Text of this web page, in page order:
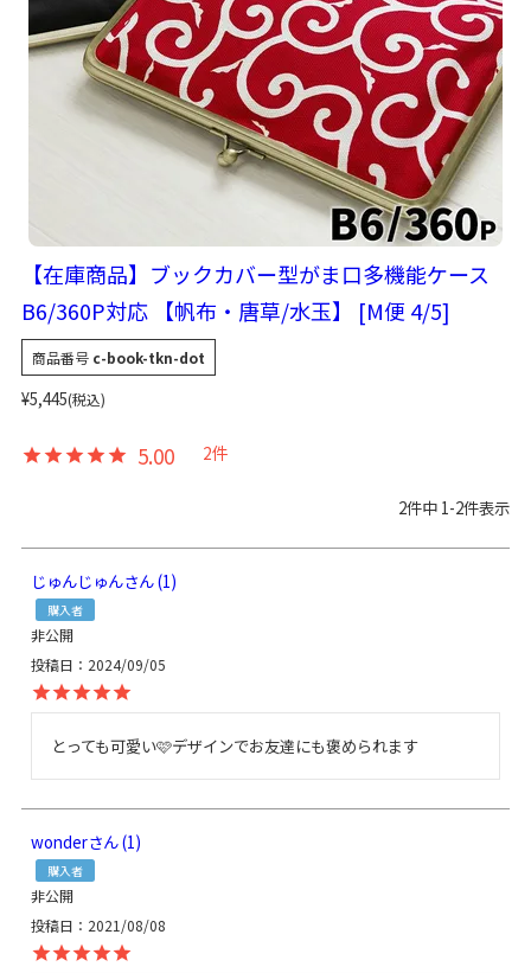
【在庫商品】ブックカバー型がま口多機能ケース
B6/360P対応 【帆布・唐草/水玉】 [M便 4/5]
商品番号 c-book-tkn-dot
¥5,445 税込
5.00 2
2件中 1-2件表示
じゅんじゅん 1
購入者
非公開
投稿日
2024/09/05
とっても可愛い🩷デザインでお友達にも褒められます
wonder 1
購入者
非公開
投稿日
2021/08/08